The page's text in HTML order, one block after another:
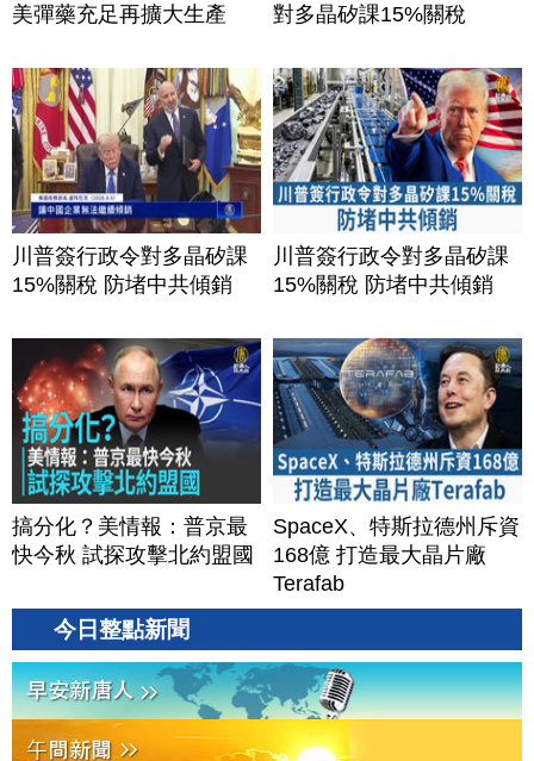
美彈藥充足再擴大生產
對多晶矽課15%關稅
川普簽行政令對多晶矽課
15%關稅 防堵中共傾銷
川普簽行政令對多晶矽課
15%關稅 防堵中共傾銷
搞分化？美情報：普京最
快今秋 試探攻擊北約盟國
SpaceX、特斯拉德州斥資
168億 打造最大晶片廠
Terafab
今日整點新聞